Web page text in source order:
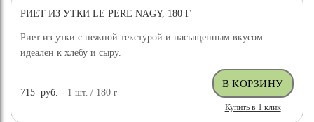
РИЕТ ИЗ УТКИ LE PERE NAGY, 180 Г
Риет из утки с нежной текстурой и насыщенным вкусом —
идеален к хлебу и сыру.
715 руб. - 1шт. / 180г
Купить в 1 клик